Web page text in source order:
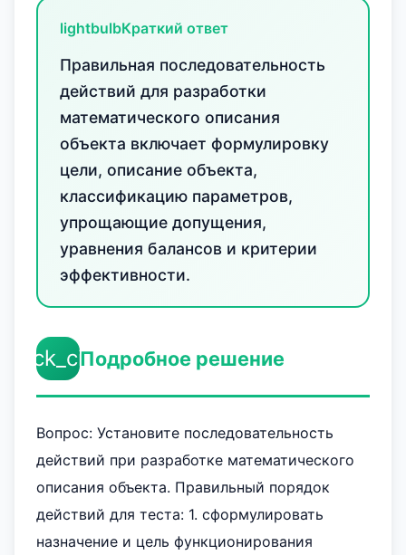
lightbulbКраткий ответ
Правильная последовательность
действий для разработки
математического описания
объекта включает формулировку
цели, описание объекта,
классификацию параметров,
упрощающие допущения,
уравнения балансов и критерии
эффективности.
Подробное решение
Вопрос: Установите последовательность
действий при разработке математического
описания объекта. Правильный порядок
действий для теста: 1. сформулировать
назначение и цель функционирования